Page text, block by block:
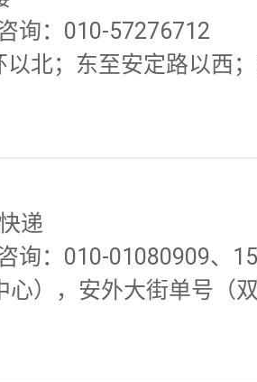
询：010-57276712
北；东至安定路以西
递
询：010-01080909、
），安外大街单号（